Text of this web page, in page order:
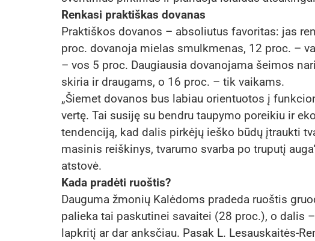
Renkasi praktiškas dovanas
Praktiškos dovanos – absoliutus favoritas: jas
proc. dovanoja mielas smulkmenas, 12 proc. –
– vos 5 proc. Daugiausia dovanojama šeimos
skiria ir draugams, o 16 proc. – tik vaikams.
„Šiemet dovanos bus labiau orientuotos į
vertę. Tai susiję su bendru taupymo poreikiu ir
tendenciją, kad dalis pirkėjų ieško būdų įtraukti
masinis reiškinys, tvarumo svarba po truputį
atstovė.
Kada pradėti ruoštis?
Dauguma žmonių Kalėdoms pradeda ruoštis
palieka tai paskutinei savaitei (28 proc.), o dalis
lapkritį ar dar anksčiau. Pasak L. Lesauskaitės-